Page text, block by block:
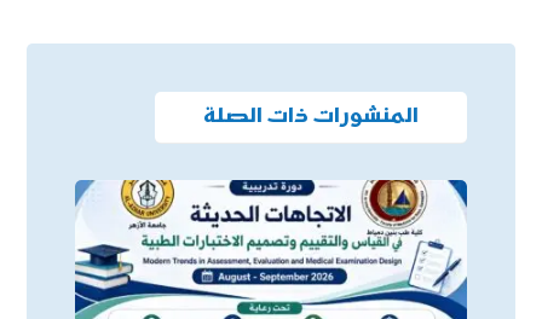
المنشورات ذات الصلة